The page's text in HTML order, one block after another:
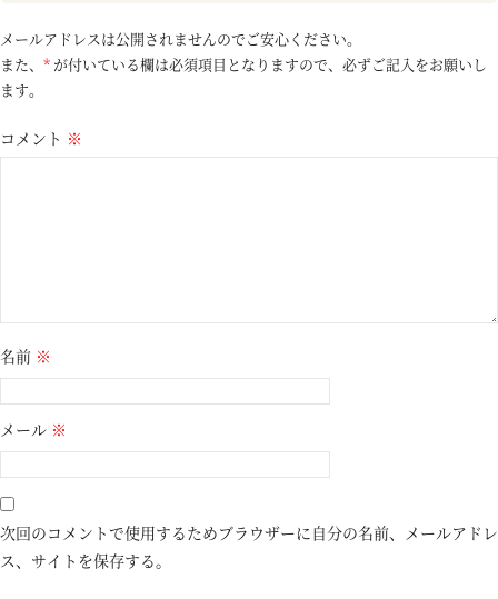
メールアドレスは公開されませんのでご安心ください。
また、 * が付いている欄は必須項目となりますので、必ずご記入をお願いし
ます。
コメント ※
名前 ※
メール ※
次回のコメントで使用するためブラウザーに自分の名前、メールアドレ
ス、サイトを保存する。